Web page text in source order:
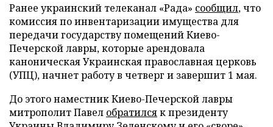
Ранее украинский телеканал «Рада» сообщил, что
комиссия по инвентаризации имущества для
передачи государству помещений Киево-
Печерской лавры, которые арендовала
каноническая Украинская православная церковь
(УПЦ), начнет работу в четверг и завершит 1 мая.
До этого наместник Киево-Печерской лавры
митрополит Павел обратилсяк президенту